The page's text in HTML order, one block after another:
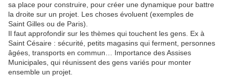
sa place pour construire, pour créer une dynamique pour battre
la droite sur un projet. Les choses évoluent (exemples de
Saint Gilles ou de Paris).
Il faut approfondir sur les thèmes qui touchent les gens. Ex à
Saint Césaire : sécurité, petits magasins qui ferment, personnes
âgées, transports en commun… Importance des Assises
Municipales, qui réunissent des gens variés pour monter
ensemble un projet.